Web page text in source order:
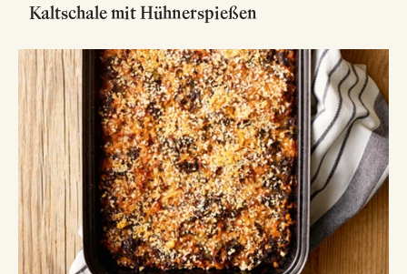
Kaltschale mit Hühnerspießen